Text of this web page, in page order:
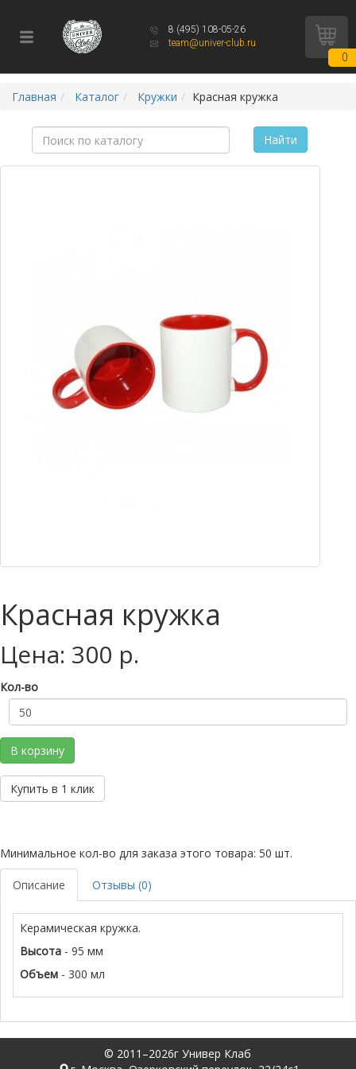
8 (495) 108-05-26
team@univer-club.ru
0
Главная Каталог Кружки Красная кружка
Найти
Красная кружка
Цена: 300 р.
Кол-во
В корзину
Купить в 1 клик
Минимальное кол-во для заказа этого товара: 50 шт.
Описание Отзывы (0)
Керамическая кружка.
Высота - 95 мм
Объем - 300 мл
© 2011–2026г Универ Клаб